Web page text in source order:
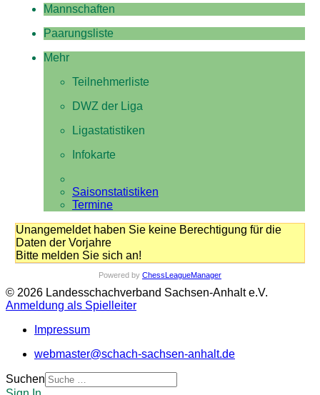
Mannschaften
Paarungsliste
Mehr
Teilnehmerliste
DWZ der Liga
Ligastatistiken
Infokarte
Saisonstatistiken
Termine
Unangemeldet haben Sie keine Berechtigung für die
Daten der Vorjahre
Bitte melden Sie sich an!
Powered by ChessLeagueManager
© 2026 Landesschachverband Sachsen-Anhalt e.V.
Anmeldung als Spielleiter
Impressum
webmaster@schach-sachsen-anhalt.de
Suchen